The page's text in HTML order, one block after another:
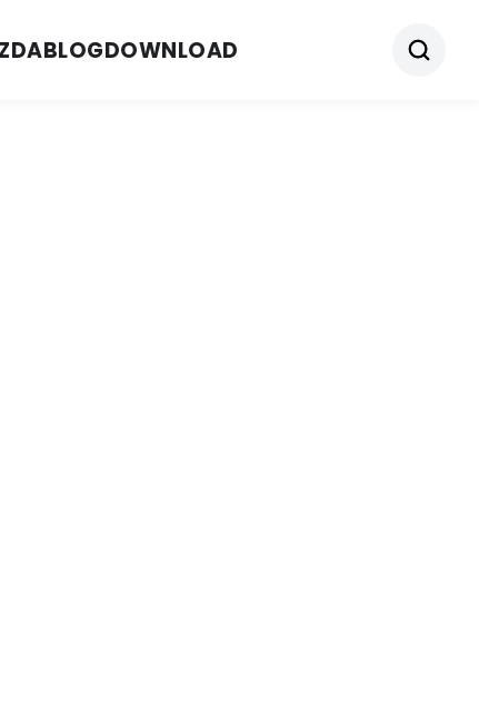
BLOGDOWNLOAD